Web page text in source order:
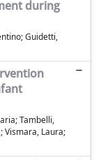
during
Guidetti,
Tambelli,
Vismara, Laura;